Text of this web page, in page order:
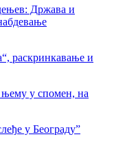
Држава и
раскринкавање и
у спомен, на
у Београду”